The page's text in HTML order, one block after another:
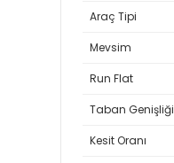
Araç Tipi
Mevsim
Run Flat
Taban Genişliği
Kesit Oranı